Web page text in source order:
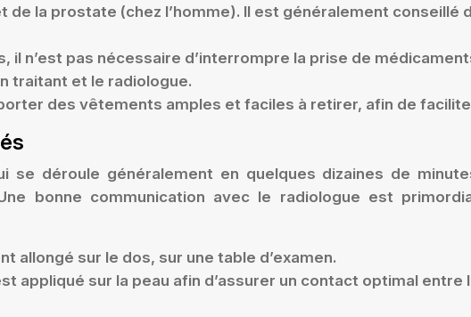
de la prostate (chez l’homme). Il est généralement conseillé
il n’est pas nécessaire d’interrompre la prise de
traitant et le radiologue.
des vêtements amples et faciles à retirer, afin de
se déroule généralement en quelques dizaines de
bonne communication avec le radiologue est
allongé sur le dos, sur une table d’examen.
appliqué sur la peau afin d’assurer un contact optimal